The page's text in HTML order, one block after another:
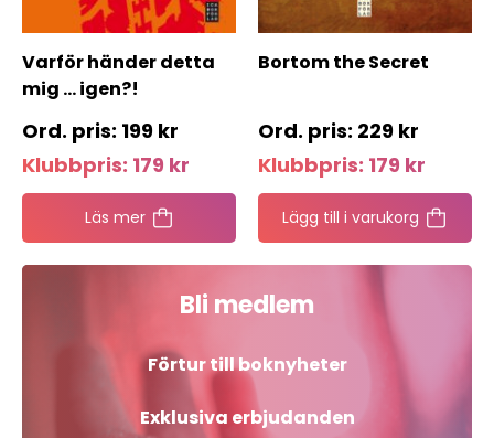
Varför händer detta
mig … igen?!
199 kr
Klubbpris: 179 kr
Läs mer
Bortom the Secret
229 kr
Klubbpris: 179 kr
Lägg till i varukorg
Bli medlem
Förtur till boknyheter
Exklusiva erbjudanden